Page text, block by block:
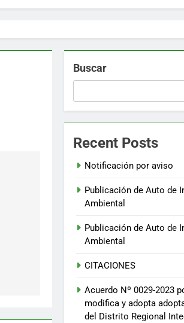
Buscar
Recent Posts
Notificación por aviso
Publicación de Auto de
Ambiental
Publicación de Auto de
Ambiental
CITACIONES
Acuerdo Nº 0029-2023
modifica y adopta
del Distrito Regional